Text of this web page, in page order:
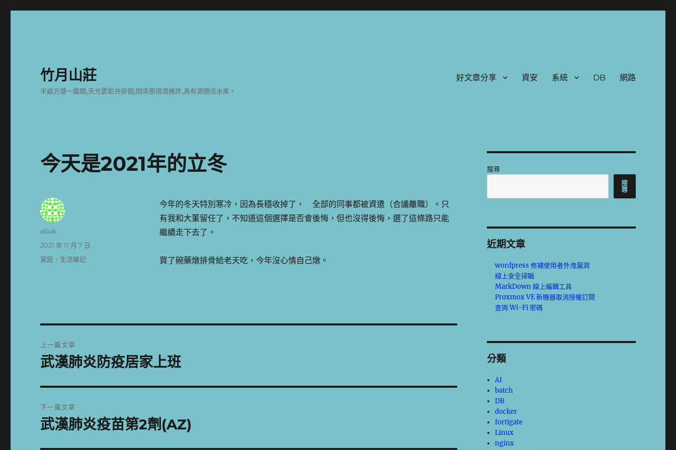
竹月山莊
半畝方塘一鑑開,天光雲影共徘徊;問渠那得清幾許,為有源頭活水來。
好文章分享 資安 系統 DB 網路
今天是2021年的立冬
今年的冬天特別寒冷，因為長穩收掉了， 全部的同事都被資遣（合議離職）。只
有我和大董留任了，不知道這個選擇是否會後悔，但也沒得後悔，選了這條路只能
繼續走下去了。
買了碗藥燉排骨給老天吃，今年沒心情自己燉。
作
aliok
發
佈
2021 年 11 月 7 日
分
家庭 、 生活雜記
章
上一篇文章
上
篇
文
章:
武漢肺炎防疫居家上班
下一篇文章
下
武漢肺炎疫苗第2劑(AZ)
搜尋
搜
尋
近期文章
wordpress 修補使用者外洩漏洞
線上安全掃瞄
MarkDown 線上編輯工具
Proxmox VE 新機器取消授權訂閱
查詢 Wi-Fi 密碼
分類
AI
batch
DB
docker
fortigate
Linux
nginx